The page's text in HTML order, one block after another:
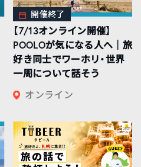
開催終了
【7/13オンライン開催】
POOLOが気になる人へ｜旅
好き同士でワーホリ・世界
一周について話そう
オンライン